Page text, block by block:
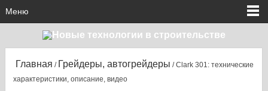
Меню
Главная / Грейдеры, автогрейдеры / Clark 301: технические
характеристики, описание, видео